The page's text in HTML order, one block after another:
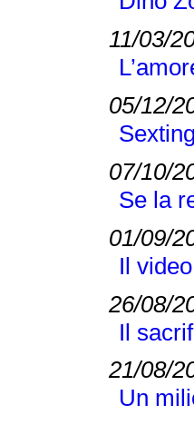
11/03/
05/12/
07/10/
Se la
01/09/
Il
26/08/
Il
21/08/
Un